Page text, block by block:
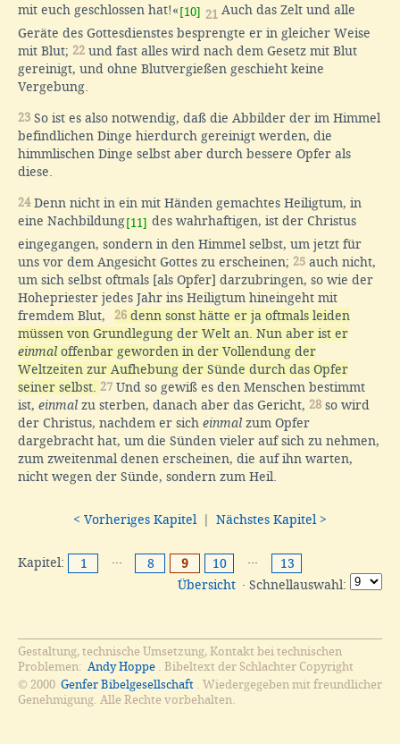
mit euch geschlossen hat!« [10] 21 Auch das Zelt und alle
Geräte des Gottesdienstes besprengte er in gleicher Weise
mit Blut; 22 und fast alles wird nach dem Gesetz mit Blut
gereinigt, und ohne Blutvergießen geschieht keine
Vergebung.
23 So ist es also notwendig, daß die Abbilder der im Himmel
befindlichen Dinge hierdurch gereinigt werden, die
himmlischen Dinge selbst aber durch bessere Opfer als
diese.
24Denn nicht in ein mit Händen gemachtes Heiligtum, in
eine Nachbildung[11] des wahrhaftigen, ist der Christus
eingegangen, sondern in den Himmel selbst, um jetzt für
uns vor dem Angesicht Gottes zu erscheinen; 25 auch nicht,
um sich selbst oftmals [als Opfer] darzubringen, so wie der
Hohepriester jedes Jahr ins Heiligtum hineingeht mit
fremdem Blut,
26 denn sonst hätte er ja oftmals leiden
müssen von Grundlegung der Welt an. Nun aber ist er
einmal offenbar geworden in der Vollendung der
Weltzeiten zur Aufhebung der Sünde durch das Opfer
seiner selbst. 27 Und so gewiß es den Menschen bestimmt
ist, einmal zu sterben, danach aber das Gericht, 28 so wird
der Christus, nachdem er sich einmal zum Opfer
dargebracht hat, um die Sünden vieler auf sich zu nehmen,
zum zweitenmal denen erscheinen, die auf ihn warten,
nicht wegen der Sünde, sondern zum Heil.
< Vorheriges Kapitel | Nächstes Kapitel >
Kapitel: 1 ··· 8 9 10 ···
13
Übersicht · Schnellauswahl:
Gestaltung, technische Umsetzung, Kontakt bei technischen
Problemen: Andy Hoppe
. Bibeltext der Schlachter Copyright
© 2000 Genfer Bibelgesellschaft
. Wiedergegeben mit freundlicher
Genehmigung. Alle Rechte vorbehalten.